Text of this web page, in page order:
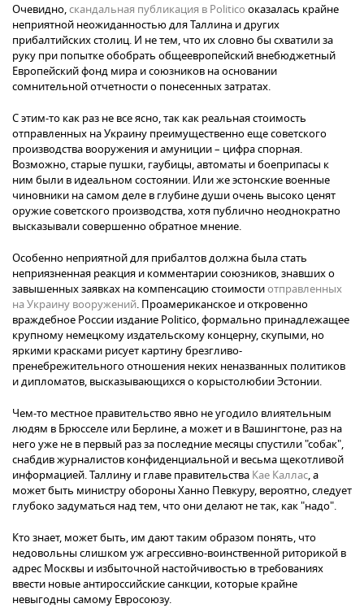
Очевидно,скандальная публикация в Politico оказалась крайне
неприятной неожиданностью для Таллина и других
прибалтийских столиц. И не тем, что их словно бы схватили за
руку при попытке обобрать общеевропейский внебюджетный
Европейский фонд мира и союзников на основании
сомнительной отчетности о понесенных затратах.
С этим-то как раз не все ясно, так как реальная стоимость
отправленных на Украину преимущественно еще советского
производства вооружения и амуниции – цифра спорная.
Возможно, старые пушки, гаубицы, автоматы и боеприпасы к
ним были в идеальном состоянии. Или же эстонские военные
чиновники на самом деле в глубине души очень высоко ценят
оружие советского производства, хотя публично неоднократно
высказывали совершенно обратное мнение.
Особенно неприятной для прибалтов должна была стать
неприязненная реакция и комментарии союзников, знавших о
завышенных заявках на компенсацию стоимостиотправленных
на Украину вооружений. Проамериканское и откровенно
враждебное России издание Politico, формально принадлежащее
крупному немецкому издательскому концерну, скупыми, но
яркими красками рисует картину брезгливо-
пренебрежительного отношения неких неназванных политиков
и дипломатов, высказывающихся о корыстолюбии Эстонии.
Чем-то местное правительство явно не угодило влиятельным
людям в Брюсселе или Берлине, а может и в Вашингтоне, раз на
него уже не в первый раз за последние месяцы спустили "собак",
снабдив журналистов конфиденциальной и весьма щекотливой
информацией. Таллину и главе правительства Кае Каллас, а
может быть министру обороны Ханно Певкуру, вероятно, следует
глубоко задуматься над тем, что они делают не так, как "надо".
Кто знает, может быть, им дают таким образом понять, что
недовольны слишком уж агрессивно-воинственной риторикой в
адрес Москвы и избыточной настойчивостью в требованиях
ввести новые антироссийские санкции, которые крайне
невыгодны самому Евросоюзу.